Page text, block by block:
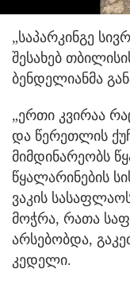
„საპარკინგე
შესახებ
ბენდელიანმა
„ერთი კვირაა
და წერეთლის
მიმდინარეობს
წყალარინების
ვაკის
მოჭრა, რათა
არსებობდა,
კედელი.